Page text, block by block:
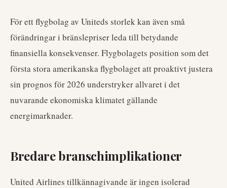
För ett flygbolag av Uniteds storlek kan även små
förändringar i bränslepriser leda till betydande
finansiella konsekvenser. Flygbolagets position som det
första stora amerikanska flygbolaget att proaktivt justera
sin prognos för 2026 understryker allvaret i det
nuvarande ekonomiska klimatet gällande
energimarknader.
Bredare branschimplikationer
United Airlines tillkännagivande är ingen isolerad